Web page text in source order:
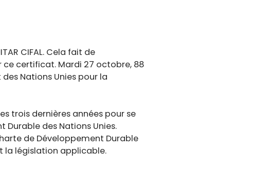
CIFAL. Cela fait de
certificat. Mardi 27 octobre, 88
Nations Unies pour la
trois dernières années pour se
des Nations Unies.
de Développement Durable
la législation applicable.